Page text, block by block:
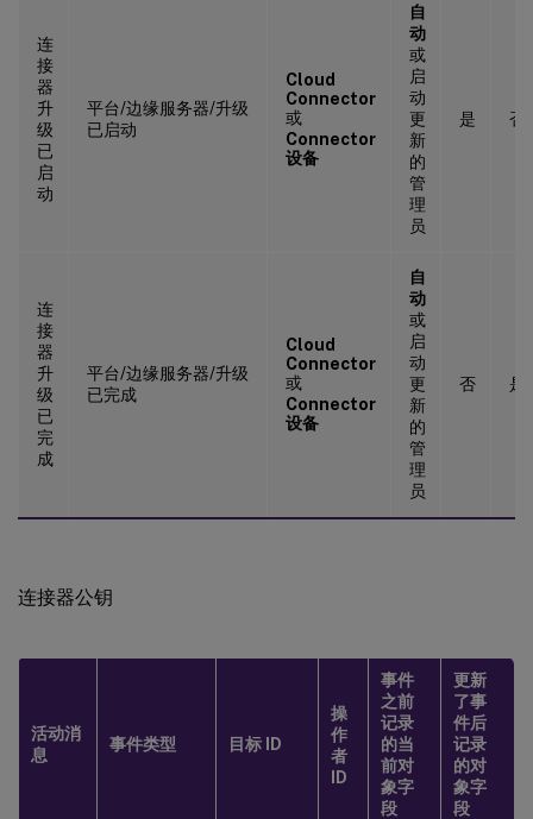
连
接
器
升
级
已
启
动
平台/边缘服务器/升级
已启动
Cloud
Connector
或
Connector
设备
自
动
或
启
动
更
新
的
管
理
员
是 否
连
接
器
升
级
已
完
成
平台/边缘服务器/升级
已完成
Cloud
Connector
或
Connector
设备
自
动
或
启
动
更
新
的
管
理
员
否 是
连接器公钥
活动消
息
事件类型 目标 ID
操
作
者
ID
事件
之前
记录
的当
前对
象字
段
更新
了事
件后
记录
的对
象字
段